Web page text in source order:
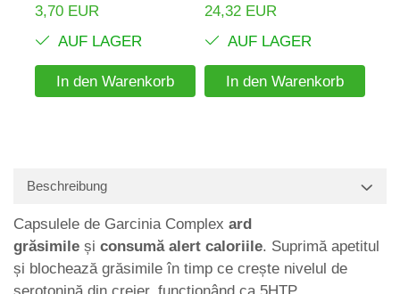
3,70 EUR
AUF LAGER
In den Warenkorb
24,32 EUR
AUF LAGER
In den Warenkorb
Beschreibung
Capsulele de Garcinia Complex ard
grăsimile și consumă alert caloriile. Suprimă apetitul
și blochează grăsimile în timp ce crește nivelul de